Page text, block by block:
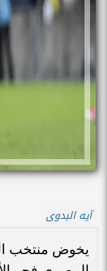
آيه البدوى
يخوض منتخب